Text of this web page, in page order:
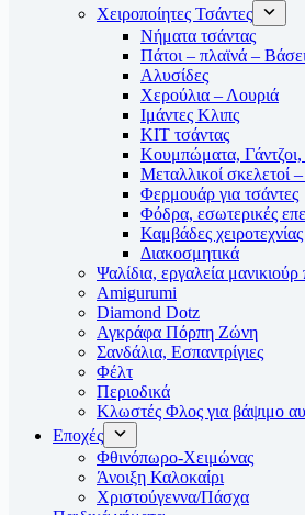
Χειροποίητες Τσάντες
Νήματα τσάντας
Πάτοι – πλαϊνά –
Αλυσίδες
Χερούλια – Λουριά
Ιμάντες Κλιπς
ΚΙΤ τσάντας
Κουμπώματα,
Μεταλλικοί σκελετοί
Φερμουάρ για τσάντες
Φόδρα, εσωτερικές
Καμβάδες χειροτεχνίας
Διακοσμητικά
Ψαλίδια, εργαλεία μανικιούρ
Amigurumi
Diamond Dotz
Αγκράφα Πόρπη Ζώνη
Σανδάλια, Εσπαντρίγιες
Φέλτ
Περιοδικά
Κλωστές Φλος για βάψιμο
Εποχές
Φθινόπωρο-Χειμώνας
Άνοιξη Καλοκαίρι
Χριστούγεννα/Πάσχα